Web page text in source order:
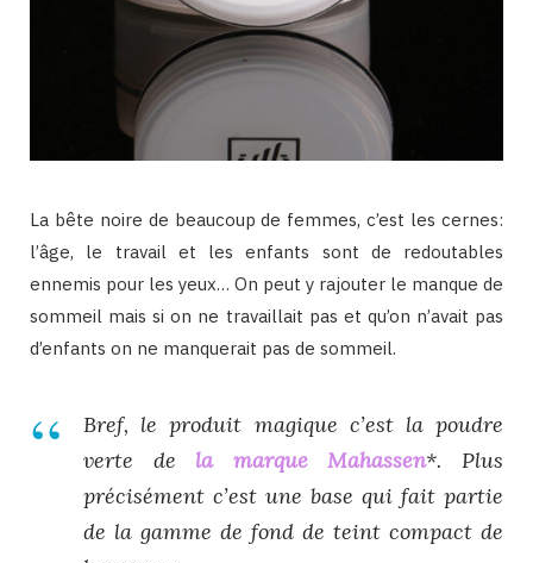
La bête noire de beaucoup de femmes, c’est les cernes:
l’âge, le travail et les enfants sont de redoutables
ennemis pour les yeux… On peut y rajouter le manque de
sommeil mais si on ne travaillait pas et qu’on n’avait pas
d’enfants on ne manquerait pas de sommeil.
Bref, le produit magique c’est la poudre
verte de la marque Mahassen*. Plus
précisément c’est une base qui fait partie
de la gamme de fond de teint compact de